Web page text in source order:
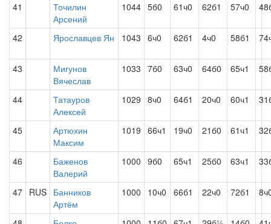
41
Точилин
Арсений
1044 5б0 61ч0 62б1 57ч0
42 Ярославцев Ян 1043 6ч0 62б1 4ч0 58б1
43
Мигунов
Вячеслав
1033 7б0 63ч0 64б0 65ч1
44
Татауров
Алексей
1029 8ч0 64б1 20ч0 60ч1
45
Артюхин
Максим
1019 66ч1 19ч0 21б0 61ч1
46
Баженов
Валерий
1000 9б0 65ч1 25б0 63ч1
47 RUS Банников
Артём
1000 10ч0 66б1 22ч0 72б1